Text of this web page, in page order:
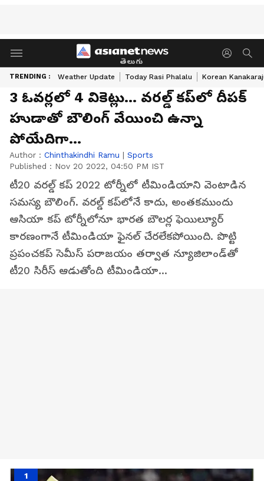
తెలుగు
TRENDING : Weather Update Today Rasi Phalalu Korean
3 ఓవర్లలో 4 వికెట్లు... వరల్డ్ కప్‌లో దీపక్
హుడాతో బౌలింగ్ వేయించి ఉన్నా
పోయేదిగా...
Author : Chinthakindhi Ramu | Sports
Published : Nov 20 2022, 04:50 PM IST
టీ20 వరల్డ్ కప్ 2022 టోర్నీలో టీమిండియాని వెంటాడిన
సమస్య బౌలింగ్. వరల్డ్ కప్‌లోనే కాదు, అంతకముందు
ఆసియా కప్ టోర్నీలోనూ భారత బౌలర్ల ఫెయిల్యూర్
కారణంగానే టీమిండియా ఫైనల్ చేరలేకపోయింది. పొట్టి
ప్రపంచకప్ సెమీస్ పరాజయం తర్వాత న్యూజిలాండ్‌తో
టీ20 సిరీస్ ఆడుతోంది టీమిండియా...
1